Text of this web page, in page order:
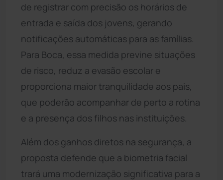
de registrar com precisão os horários de
entrada e saída dos jovens, gerando
notificações automáticas para as famílias.
Para Boca, essa medida previne situações
de risco, reduz a evasão escolar e
proporciona maior tranquilidade aos pais,
que poderão acompanhar de perto a rotina
e a presença dos filhos nas instituições.
Além dos ganhos diretos na segurança, a
proposta defende que a biometria facial
trará uma modernização significativa para a